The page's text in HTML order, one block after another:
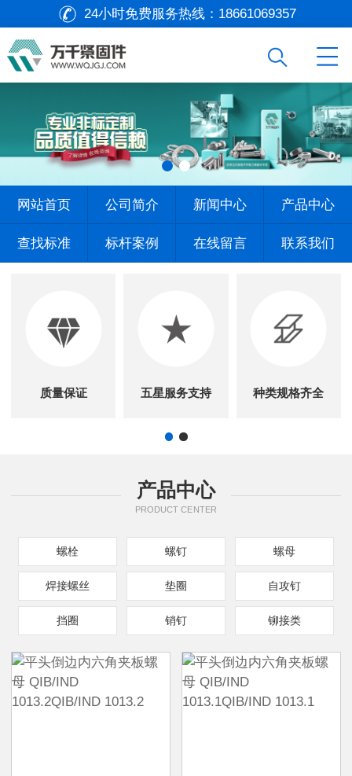
24小时免费服务热线： 18661069357
网站首页 公司简介 新闻中心 产品中心
查找标准 标杆案例 在线留言 联系我们
质量保证 五星服务支持 种类规格齐全
产品中心
PRODUCT CENTER
螺栓 螺钉 螺母
焊接螺丝 垫圈 自攻钉
挡圈 销钉 铆接类